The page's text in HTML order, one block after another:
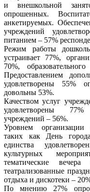
и внешкольной
опрошенных.
анкетируемых.
учреждений
питанием – 57%
Режим работы
устраивает 77%,
70%,
Предоставлением
удовлетворены 55%
довольны 53%.
Качеством услуг
удовлетворены
учреждений – 56%.
Уровнем организации
таких как День
единства
культурных
тематические
театрализованные
отдыха и дискотеки –
По мнению 27%